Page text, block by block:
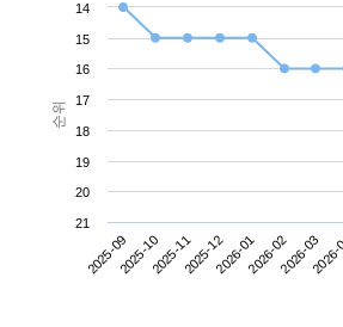
순위
2025-092025-102025-112025-122026-012026-022026-03
14
15
16
17
18
19
20
21